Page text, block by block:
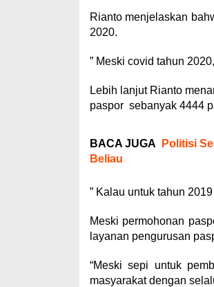
Rianto menjelaskan
2020.
” Meski covid tahun
Lebih lanjut Rianto
paspor sebanyak 4444
BACA JUGA
Politisi
Beliau
” Kalau untuk tahun
Meski permohonan
layanan pengurusan
“Meski sepi untuk
masyarakat dengan